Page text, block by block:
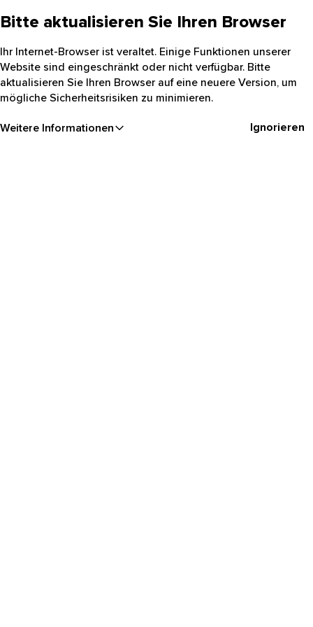
Bitte aktualisieren Sie Ihren Browser
Ihr Internet-Browser ist veraltet. Einige Funktionen unserer
Website sind eingeschränkt oder nicht verfügbar. Bitte
aktualisieren Sie Ihren Browser auf eine neuere Version, um
mögliche Sicherheitsrisiken zu minimieren.
Weitere Informationen Ignorieren